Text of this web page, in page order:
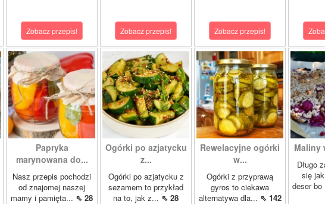
Zobacz przepis! Zobacz przepis! Zobacz przepis!
Papryka
marynowana do...
Nasz przepis pochodzi
od znajomej naszej
mamy i pamięta... ⇖ 28
Ogórki po azjatycku
z...
Ogórki po azjatycku z
sezamem to przykład
na to, jak z... ⇖ 28
Rewelacyjne ogórki
w...
Ogórki z przyprawą
gyros to ciekawa
alternatywa dla... ⇖ 142
Maliny
Długo
się
deser bo